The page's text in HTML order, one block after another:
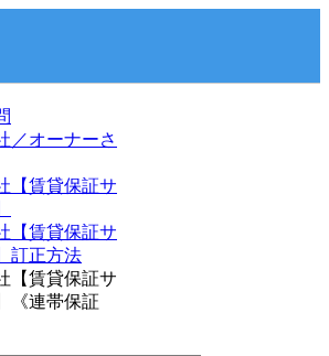
／オーナーさ
【賃貸保証サ
【賃貸保証サ
訂正方法
【賃貸保証サ
《連帯保証